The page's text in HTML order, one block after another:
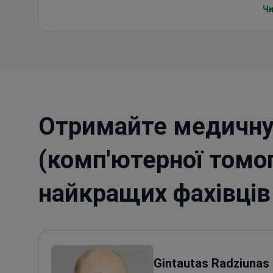
Отримайте
(комп'ютерної
найкращих фахівців
Gintautas Radziunas